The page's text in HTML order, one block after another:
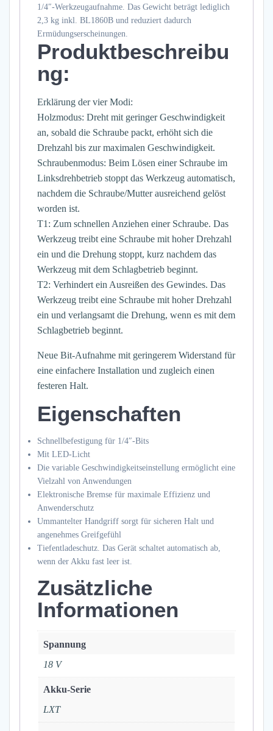
1/4″-Werkzeugaufnahme. Das Gewicht beträgt lediglich
2,3 kg inkl. BL1860B und reduziert dadurch
Ermüdungserscheinungen.
Produktbeschreibu
ng:
Erklärung der vier Modi:
Holzmodus: Dreht mit geringer Geschwindigkeit
an, sobald die Schraube packt, erhöht sich die
Drehzahl bis zur maximalen Geschwindigkeit.
Schraubenmodus: Beim Lösen einer Schraube im
Linksdrehbetrieb stoppt das Werkzeug automatisch,
nachdem die Schraube/Mutter ausreichend gelöst
worden ist.
T1: Zum schnellen Anziehen einer Schraube. Das
Werkzeug treibt eine Schraube mit hoher Drehzahl
ein und die Drehung stoppt, kurz nachdem das
Werkzeug mit dem Schlagbetrieb beginnt.
T2: Verhindert ein Ausreißen des Gewindes. Das
Werkzeug treibt eine Schraube mit hoher Drehzahl
ein und verlangsamt die Drehung, wenn es mit dem
Schlagbetrieb beginnt.
Neue Bit-Aufnahme mit geringerem Widerstand für
eine einfachere Installation und zugleich einen
festeren Halt.
Eigenschaften
Schnellbefestigung für 1/4″-Bits
Mit LED-Licht
Die variable Geschwindigkeitseinstellung ermöglicht eine
Vielzahl von Anwendungen
Elektronische Bremse für maximale Effizienz und
Anwenderschutz
Ummantelter Handgriff sorgt für sicheren Halt und
angenehmes Greifgefühl
Tiefentladeschutz. Das Gerät schaltet automatisch ab,
wenn der Akku fast leer ist.
Zusätzliche
Informationen
Spannung
18 V
Akku-Serie
LXT